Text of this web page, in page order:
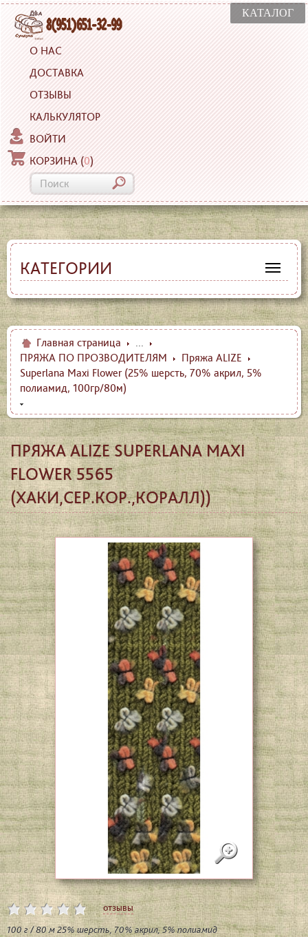
КАТАЛОГ
О НАС
ДОСТАВКА
ОТЗЫВЫ
КАЛЬКУЛЯТОР
ВОЙТИ
КОРЗИНА (0)
КАТЕГОРИИ
Главная страница
...
ПРЯЖА ПО ПРОЗВОДИТЕЛЯМ
Пряжа ALIZE
Superlana Maxi Flower (25% шерсть, 70% акрил, 5%
полиамид, 100гр/80м)
ПРЯЖА ALIZE SUPERLANA MAXI
FLOWER 5565
(ХАКИ,СЕР.КОР.,КОРАЛЛ))
отзывы
100 г / 80 м 25% шерсть, 70% акрил, 5% полиамид